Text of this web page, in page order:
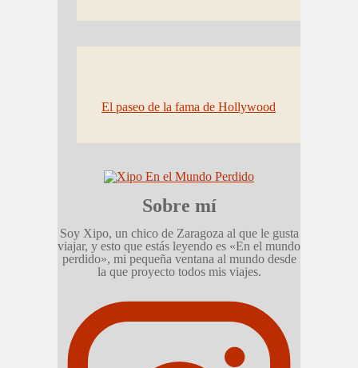
El paseo de la fama de Hollywood
Sobre mí
Soy Xipo, un chico de Zaragoza al que le gusta
viajar, y esto que estás leyendo es «En el mundo
perdido», mi pequeña ventana al mundo desde
la que proyecto todos mis viajes.